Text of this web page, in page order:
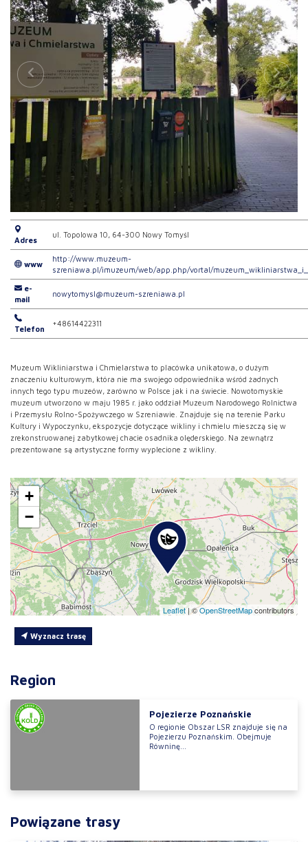
Adres
ul. Topolowa 10, 64-300 Nowy Tomyśl
www
http://www.muzeum-
szreniawa.pl/imuzeum/web/app.php/vortal/
e-
mail
nowytomysl@muzeum-szreniawa.pl
Telefon
+48614422311
Muzeum Wikliniarstwa i Chmielarstwa to placówka unikatowa, o dużym
znaczeniu kulturowym, która nie ma swojego odpowiednika wśród żadnych
innych tego typu muzeów, zarówno w Polsce jak i na świecie. Nowotomyskie
muzeum utworzono w maju 1985 r. jako oddział Muzeum Narodowego Rolnictwa
i Przemysłu Rolno-Spożywczego w Szreniawie. Znajduje się na terenie Parku
Kultury i Wypoczynku, ekspozycje dotyczące wikliny i chmielu mieszczą się w
zrekonstruowanej zabytkowej chacie osadnika olęderskiego. Na zewnątrz
prezentowane są artystyczne formy wyplecione z wikliny.
+
−
Leaflet |©OpenStreetMapcontributors
Wyznacz trasę
Region
Pojezierze Poznańskie
O regionie Obszar LSR znajduje się na
Pojezierzu Poznańskim. Obejmuje
Równinę...
Powiązane trasy